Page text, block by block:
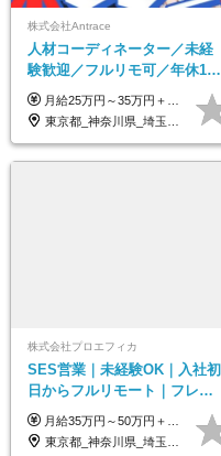
株式会社Antrace
人材コーディネーター／未経
験歓迎／フルリモ可／年休127
日／おしゃれ自由／海外研修
年10回／美容・サウナ割あり
月給25万円～35万円＋インセンティブ 未経験者：月給25万円～＋インセンティブ 経験者：月給35万円～＋インセンティブ （※経験者は営業経験5年以上の方を想定） ※経験・スキルなどを考慮のうえ、決定します ※時間外手当は別途全額支給します
東京都_神奈川県_埼玉県_千葉県_大阪府_愛知県_北海道_青森県_岩手県_宮城県_秋田県_山形県_福島県_茨城県_栃木県_群馬県_新潟県_山梨県_長野県_富山県_石川県_福井県_静岡県_岐阜県_三重県_兵庫県_京都府_滋賀県_奈良県_和歌山県_広島県_岡山県_鳥取県_島根県_山口県_徳島県_香川県_愛媛県_高知県_福岡県_熊本県_佐賀県_長崎県_大分県_宮崎県_鹿児島県_沖縄県
株式会社プロエフィカ
SES営業｜未経験OK｜入社初
日からフルリモート｜フレッ
クス可｜残業月平均10h以下｜
事業立ち上げメンバー
月給35万円～50万円＋交通費 ◎経験やスキルを考慮し、最大限優遇します ◎上記月給は固定残業代月40時間分(月10万9,375～)を含みます。残業時間が超過した場合はその分追加支給します ◎試用期間6カ月あり(給与や待遇は同じです)
東京都_神奈川県_埼玉県_千葉県_大阪府_愛知県_北海道_青森県_岩手県_宮城県_秋田県_山形県_福島県_茨城県_栃木県_群馬県_新潟県_山梨県_長野県_富山県_石川県_福井県_静岡県_岐阜県_三重県_兵庫県_京都府_滋賀県_奈良県_和歌山県_広島県_岡山県_鳥取県_島根県_山口県_徳島県_香川県_愛媛県_高知県_福岡県_熊本県_佐賀県_長崎県_大分県_宮崎県_鹿児島県_沖縄県